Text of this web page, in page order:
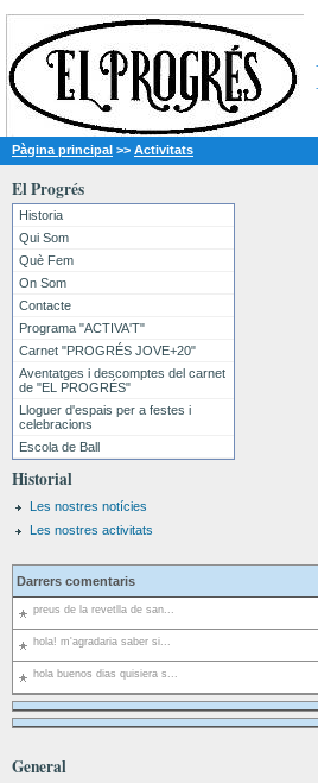
Pàgina principal >> Activitats
El Progrés
Historia
Qui Som
Què Fem
On Som
Contacte
Programa "ACTIVA'T"
Carnet "PROGRÉS JOVE+20"
Aventatges i descomptes del carnet
de "EL PROGRÉS"
Lloguer d'espais per a festes i
celebracions
Escola de Ball
Historial
Les nostres notícies
Les nostres activitats
Darrers comentaris
preus de la revetlla de san...
hola! m'agradaria saber si...
hola buenos dias quisiera s...
General